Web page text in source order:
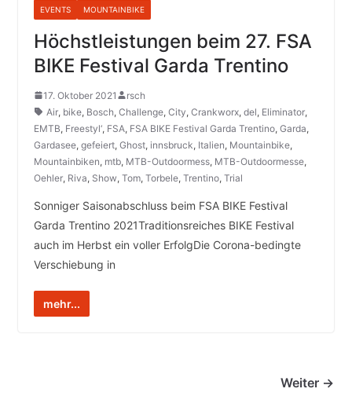
EVENTS MOUNTAINBIKE
Höchstleistungen beim 27. FSA
BIKE Festival Garda Trentino
17. Oktober 2021
rsch
Air, bike, Bosch, Challenge, City, Crankworx, del, Eliminator,
EMTB, Freestyl‘, FSA, FSA BIKE Festival Garda Trentino, Garda,
Gardasee, gefeiert, Ghost, innsbruck, Italien, Mountainbike,
Mountainbiken, mtb, MTB-Outdoormess, MTB-Outdoormesse,
Oehler, Riva, Show, Tom, Torbele, Trentino, Trial
Sonniger Saisonabschluss beim FSA BIKE Festival
Garda Trentino 2021Traditionsreiches BIKE Festival
auch im Herbst ein voller ErfolgDie Corona-bedingte
Verschiebung in
mehr...
Weiter →